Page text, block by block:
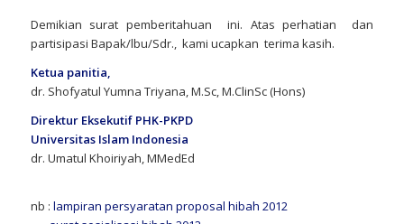
Demikian surat pemberitahuan ini. Atas perhatian dan
partisipasi Bapak/lbu/Sdr., kami ucapkan terima kasih.
Ketua panitia,
dr. Shofyatul Yumna Triyana, M.Sc, M.ClinSc (Hons)
Direktur Eksekutif PHK-PKPD
Universitas Islam Indonesia
dr. Umatul Khoiriyah, MMedEd
nb : lampiran persyaratan proposal hibah 2012